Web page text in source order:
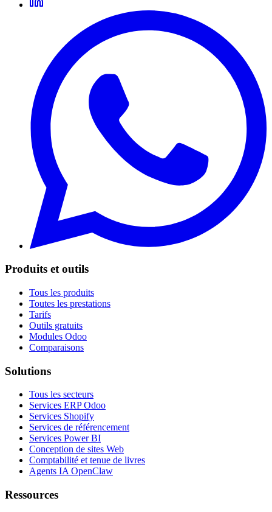
Produits et outils
Tous les produits
Toutes les prestations
Tarifs
Outils gratuits
Modules Odoo
Comparaisons
Solutions
Tous les secteurs
Services ERP Odoo
Services Shopify
Services de référencement
Services Power BI
Conception de sites Web
Comptabilité et tenue de livres
Agents IA OpenClaw
Ressources